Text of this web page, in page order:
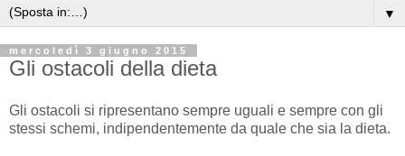
▼
mercoledì 3 giugno 2015
Gli ostacoli della dieta
Gli ostacoli si ripresentano sempre uguali e sempre con gli
stessi schemi, indipendentemente da quale che sia la dieta.